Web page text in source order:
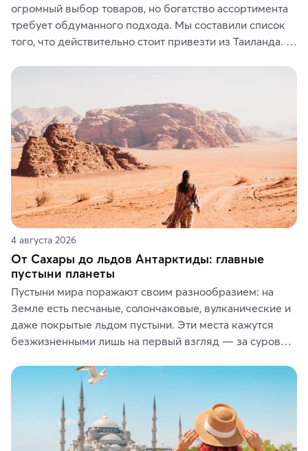
огромный выбор товаров, но богатство ассортимента
требует обдуманного подхода. Мы составили список
того, что действительно стоит привезти из Таиланда.
средства, одежду, украшения, предметы интерьера
где их купить.
4 августа 2026
От Сахары до льдов Антарктиды: главные
пустыни планеты
Пустыни мира поражают своим разнообразием: на
Земле есть песчаные, солончаковые, вулканические и
даже покрытые льдом пустыни. Эти места кажутся
безжизненными лишь на первый взгляд — за суровой
животные и маршруты, которые дарят одни из самых
ярких впечатлений от путешествий.